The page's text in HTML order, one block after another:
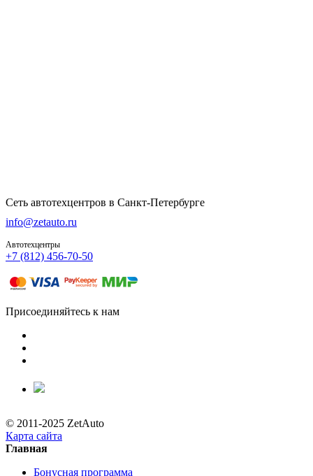
Сеть автотехцентров в Санкт-Петербурге
info@zetauto.ru
Автотехцентры
+7 (812) 456-70-50
Присоединяйтесь к нам
© 2011-2025 ZetAuto
Карта сайта
Главная
Бонусная программа